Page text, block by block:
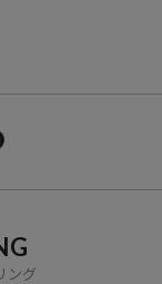
びから育児やレジ
きる機能性抜群の
きるビニールポケ
トポケットや、ペ
の収納力を誇りま
ング